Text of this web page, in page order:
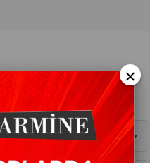
Sepetim 0 Ürün
×